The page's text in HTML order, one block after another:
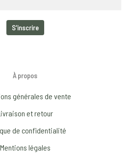
À propos
générales de vente
et retour
de confidentialité
Mentions légales